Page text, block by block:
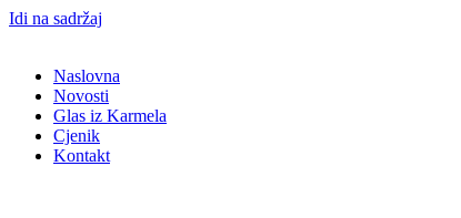
Idi na sadržaj
Naslovna
Novosti
Glas iz Karmela
Cjenik
Kontakt